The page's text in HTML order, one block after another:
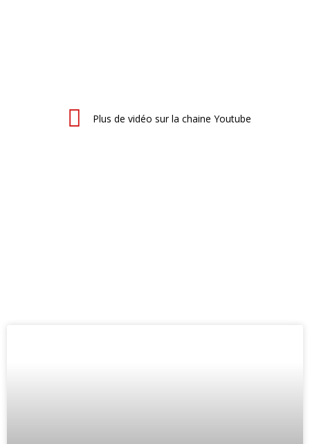
Plus de vidéo sur la chaine Youtube